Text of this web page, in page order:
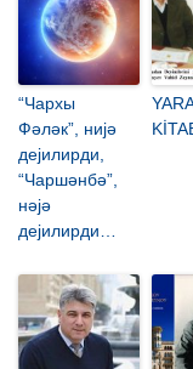
“Чархы
Фәләк”, ниjә
деjилирди,
“Чаршәнбә”,
нәjә
деjилирди…